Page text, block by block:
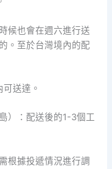
候也會在週六進行送
。至於台灣境內的配
送達。
）：配送後的1-3個工
根據投遞情況進行調